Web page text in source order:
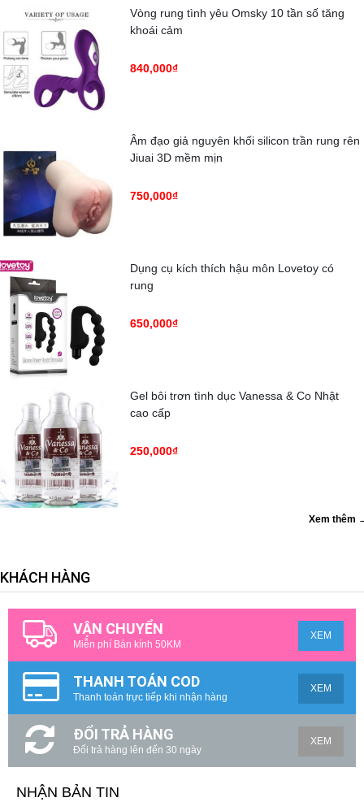
Vòng rung tình yêu Omsky 10 tần số tăng
khoái cảm
840,000₫
Âm đạo giả nguyên khối silicon trần rung rên
Jiuai 3D mềm mịn
750,000₫
Dụng cụ kích thích hậu môn Lovetoy có
rung
650,000₫
Gel bôi trơn tình dục Vanessa & Co Nhật
cao cấp
250,000₫
Xem thêm
KHÁCH HÀNG
VẬN CHUYỂN
Miễn phí Bán kính 50KM
XEM
THANH TOÁN COD
Thanh toán trực tiếp khi nhận hàng
XEM
ĐỔI TRẢ HÀNG
Đổi trả hàng lên đến 30 ngày
XEM
NHẬN BẢN TIN